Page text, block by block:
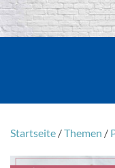
Startseite /Themen /